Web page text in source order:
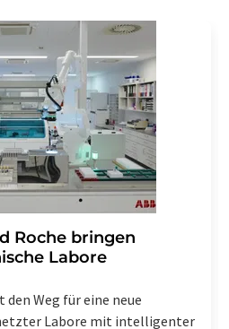
E-Mail unter
für die Zukunft
E-Mail ein Link zur
Newsletters
Roche bringen
Labore
Weg für eine neue
Labore mit intelligenter